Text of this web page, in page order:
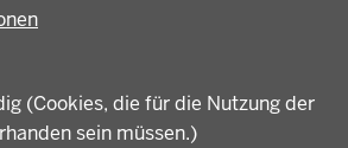
(Cookies, die für die Nutzung der
sein müssen.)
Kommunales
Niederlanden